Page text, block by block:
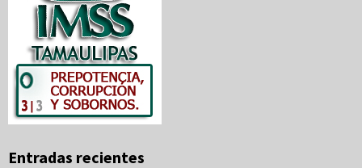
Entradas recientes